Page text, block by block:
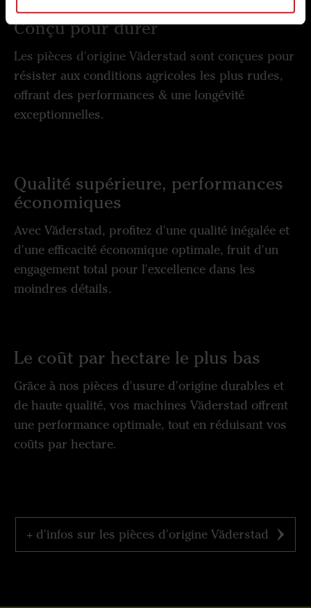
Conçu pour durer
Les pièces d'origine Väderstad sont conçues pour
résister aux conditions agricoles les plus rudes,
offrant des performances & une longévité
exceptionnelles.
Qualité supérieure, performances
économiques
Avec Väderstad, profitez d'une qualité inégalée et
d'une efficacité économique optimale, fruit d'un
engagement total pour l'excellence dans les
moindres détails.
Le coût par hectare le plus bas
Grâce à nos pièces d'usure d'origine durables et
de haute qualité, vos machines Väderstad offrent
une performance optimale, tout en réduisant vos
coûts par hectare.
+ d'infos sur les pièces d'origine Väderstad